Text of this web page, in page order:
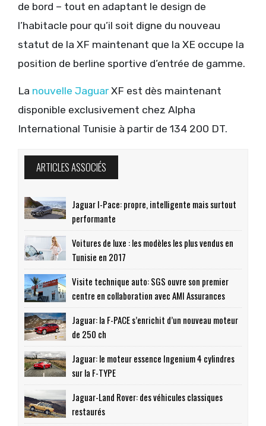
de bord – tout en adaptant le design de
l’habitacle pour qu’il soit digne du nouveau
statut de la XF maintenant que la XE occupe la
position de berline sportive d’entrée de gamme.
La nouvelle JaguarXF est dès maintenant
disponible exclusivement chez Alpha
International Tunisie à partir de 134 200 DT.
ARTICLES ASSOCIÉS
Jaguar I-Pace: propre, intelligente mais surtout
performante
Voitures de luxe : les modèles les plus vendus en
Tunisie en 2017
Visite technique auto: SGS ouvre son premier
centre en collaboration avec AMI Assurances
Jaguar: la F-PACE s’enrichit d’un nouveau moteur
de 250 ch
Jaguar: le moteur essence Ingenium 4 cylindres
sur la F-TYPE
Jaguar-Land Rover: des véhicules classiques
restaurés